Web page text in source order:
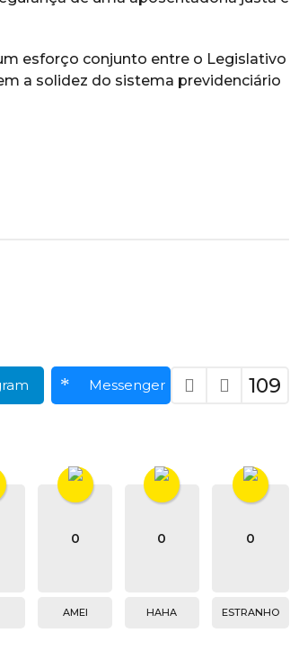
esforço conjunto entre o Legislativo
a solidez do sistema previdenciário
109
Messenger
0
AMEI
0
HAHA
0
ESTRANHO